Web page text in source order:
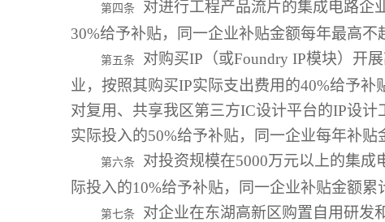
第四条
对进行工程产品流片的集成电路企
30%给予补贴，同一企业补贴金额每年最高不
第五条
对购买IP（或Foundry IP模块）开
业，按照其购买IP实际支出费用的40%给予补
对复用、共享我区第三方IC设计平台的IP设
实际投入的50%给予补贴，同一企业每年补贴
第六条
对投资规模在5000万元以上的集
际投入的10%给予补贴，同一企业补贴金额累
第七条
对企业在东湖高新区购置自用研发